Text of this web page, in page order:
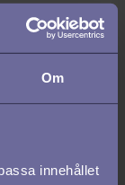
Om
innehållet
till att